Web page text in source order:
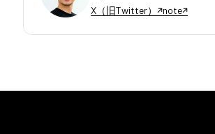
X（旧Twitter） note